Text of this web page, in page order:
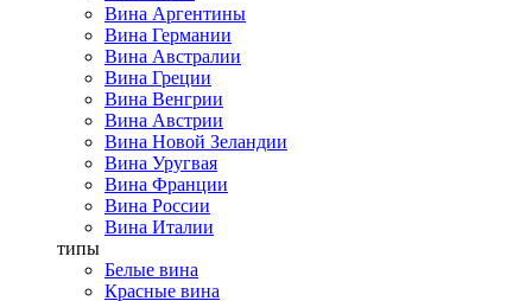
Вина Аргентины
Вина Германии
Вина Австралии
Вина Греции
Вина Венгрии
Вина Австрии
Вина Новой Зеландии
Вина Уругвая
Вина Франции
Вина России
Вина Италии
типы
Белые вина
Красные вина